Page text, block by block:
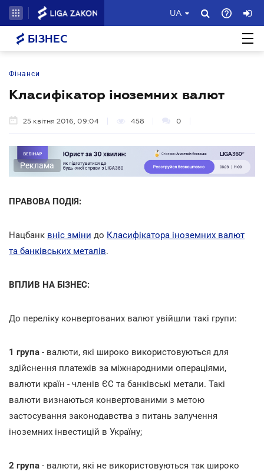
UA
БІЗНЕС
Фінанси
Класифікатор іноземних валют
25 квітня 2016, 09:04 458 0
Реклама
ПРАВОВА ПОДІЯ:
Нацбанк вніс зміни до Класифікатора іноземних валют
та банківських металів.
ВПЛИВ НА БІЗНЕС:
До переліку конвертованих валют увійшли такі групи:
1 група - валюти, які широко використовуються для
здійснення платежів за міжнародними операціями,
валюти країн - членів ЄС та банківські метали. Такі
валюти визнаються конвертованими з метою
застосування законодавства з питань залучення
іноземних інвестицій в Україну;
2 група - валюти, які не використовуються так широко